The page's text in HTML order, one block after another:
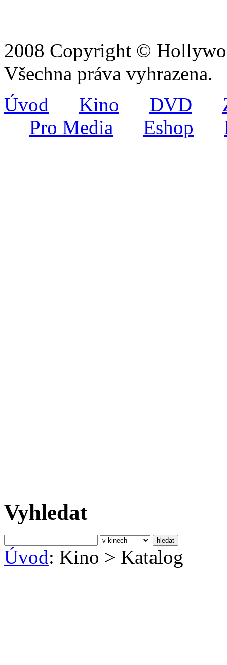
2008 Copyright ©
Všechna práva vyhrazena.
Úvod
Kino DVD
Pro Media
Eshop
Vyhledat
Úvod: Kino > Katalog